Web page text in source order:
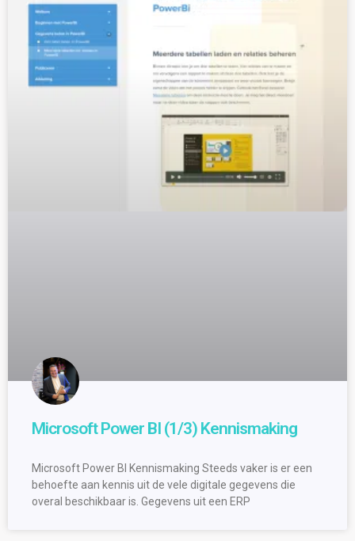
Microsoft Power BI (1/3) Kennismaking
Microsoft Power BI Kennismaking Steeds vaker is er een
behoefte aan kennis uit de vele digitale gegevens die
overal beschikbaar is. Gegevens uit een ERP